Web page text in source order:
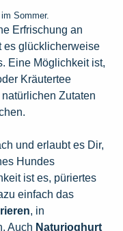
Sommer.
Erfrischung an
es glücklicherweise
Eine Möglichkeit ist,
Kräutertee
Zutaten
und erlaubt es Dir,
Hundes
ist es, püriertes
einfach das
, in
Auch Naturjoghurt